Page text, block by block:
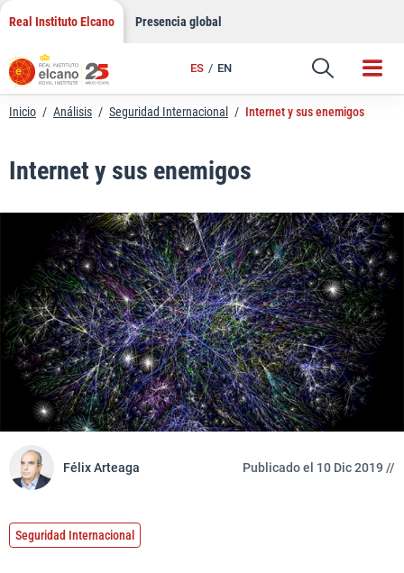
Saltar
contenido
Real Instituto Elcano Presencia global
ES EN
Enlace
Inicio / Análisis / Seguridad Internacional / Internet y sus enemigos
Internet y sus enemigos
Félix Arteaga Publicado el 10 Dic 2019 //
Seguridad Internacional